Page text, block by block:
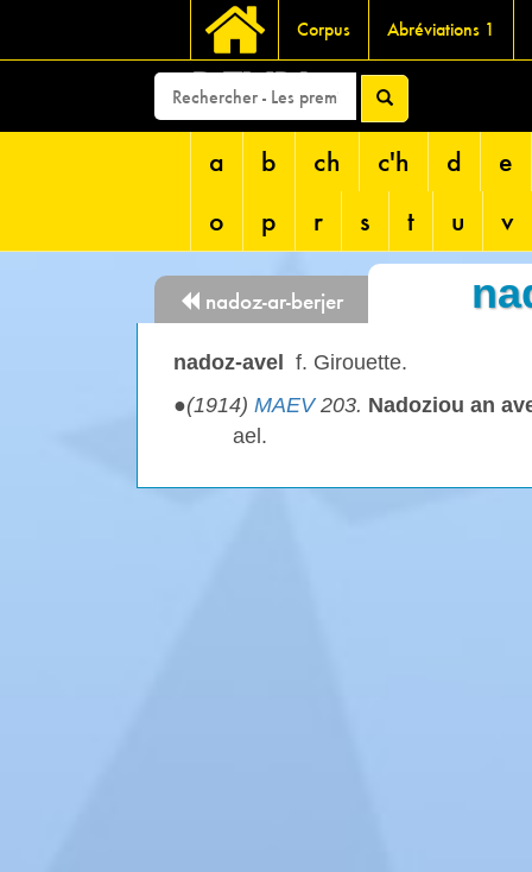
Corpus Abréviations 1
DEVRI
a b ch c'h d
e
o
p r s t u v
nadoz-ar-berjer
nadoz-avel
f. Girouette.
●(1914) MAEV203. Nadoziou an
ael.